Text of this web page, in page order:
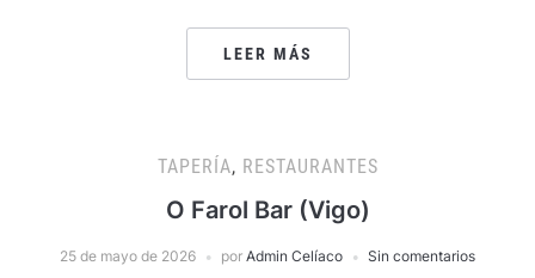
LEER MÁS
TAPERÍA, RESTAURANTES
O Farol Bar (Vigo)
25 de mayo de 2026 por Admin Celíaco Sin comentarios